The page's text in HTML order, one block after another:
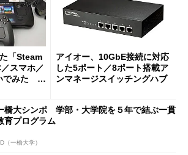
「Steam
スマホ／
でみた ゲ
アイオー、10GbE接続に対応
した5ポート／8ポート搭載ア
ンマネージスイッチングハブ
橋大シンポ 学部・大学院を５年で結ぶ一貫
育プログラム
（一橋大学）